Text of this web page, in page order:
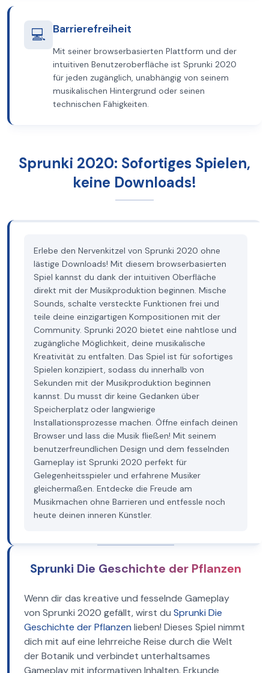
💻 Barrierefreiheit
Mit seiner browserbasierten Plattform und der
intuitiven Benutzeroberfläche ist Sprunki 2020
für jeden zugänglich, unabhängig von seinem
musikalischen Hintergrund oder seinen
technischen Fähigkeiten.
Sprunki 2020: Sofortiges Spielen,
keine Downloads!
Erlebe den Nervenkitzel von Sprunki 2020 ohne
lästige Downloads! Mit diesem browserbasierten
Spiel kannst du dank der intuitiven Oberfläche
direkt mit der Musikproduktion beginnen. Mische
Sounds, schalte versteckte Funktionen frei und
teile deine einzigartigen Kompositionen mit der
Community. Sprunki 2020 bietet eine nahtlose und
zugängliche Möglichkeit, deine musikalische
Kreativität zu entfalten. Das Spiel ist für sofortiges
Spielen konzipiert, sodass du innerhalb von
Sekunden mit der Musikproduktion beginnen
kannst. Du musst dir keine Gedanken über
Speicherplatz oder langwierige
Installationsprozesse machen. Öffne einfach deinen
Browser und lass die Musik fließen! Mit seinem
benutzerfreundlichen Design und dem fesselnden
Gameplay ist Sprunki 2020 perfekt für
Gelegenheitsspieler und erfahrene Musiker
gleichermaßen. Entdecke die Freude am
Musikmachen ohne Barrieren und entfessle noch
heute deinen inneren Künstler.
Sprunki Die Geschichte der Pflanzen
Wenn dir das kreative und fesselnde Gameplay
von Sprunki 2020 gefällt, wirst du Sprunki Die
Geschichte der Pflanzen lieben! Dieses Spiel nimmt
dich mit auf eine lehrreiche Reise durch die Welt
der Botanik und verbindet unterhaltsames
Gameplay mit informativen Inhalten. Erkunde